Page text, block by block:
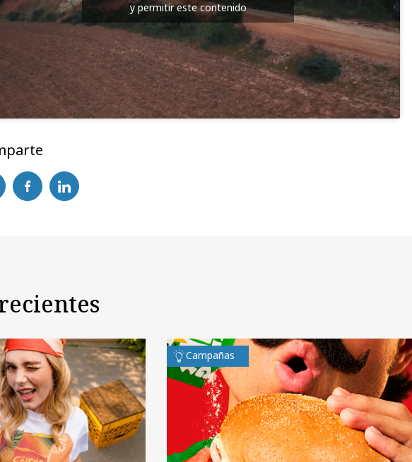
y permitir este contenido
Campañas